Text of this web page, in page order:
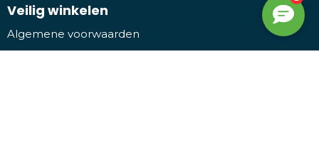
Veilig winkelen
Algemene voorwaarden